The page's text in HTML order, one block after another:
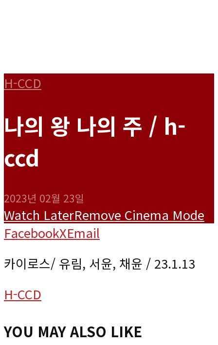
H-CCD
나의 왕 나의 주 / h-
ccd
2023년 02월 23일
Watch LaterRemove Cinema Mode
FacebookXEmail
카이로스/ 유림, 서윤, 채윤 / 23.1.13
H-CCD
YOU MAY ALSO LIKE